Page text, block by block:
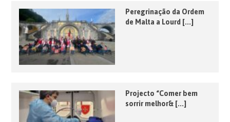
Peregrinação da Ordem
de Malta a Lourd [...]
Projecto “Comer bem
sorrir melhor& [...]